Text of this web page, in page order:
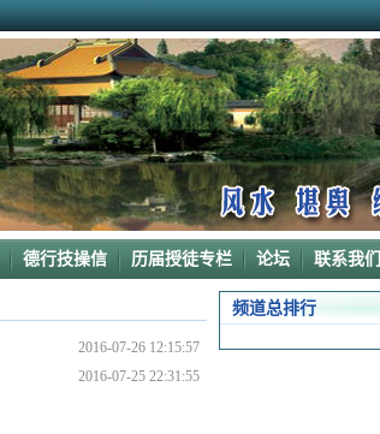
rss
德行技操信 历届授徒专栏 论坛 联系我们
2016-07-26 12:15:57
2016-07-25 22:31:55
频道总排行